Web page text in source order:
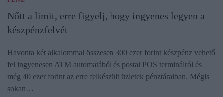
Nőtt a limit, erre figyelj, hogy ingyenes legyen a
készpénzfelvét
Havonta két alkalommal összesen 300 ezer forint készpénz vehető
fel ingyenesen ATM automatából és postai POS terminálról és
még 40 ezer forint az erre felkészült üzletek pénztáraiban. Mégis
sokan…